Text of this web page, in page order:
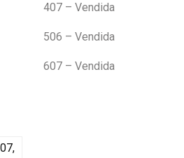
407 – Vendida
506 – Vendida
607 – Vendida